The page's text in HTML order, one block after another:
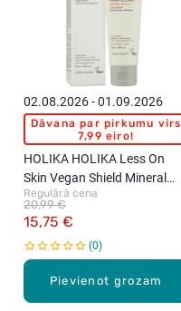
Pievienot grozam
02.08.2026 - 01.09.2026
Dāvana par pirkumu virs
7,99 eiro!
HOLIKA HOLIKA Less On
Skin Vegan Shield Mineral
Sun Cream SPF50+ saules
aizsargkrēms, 50ml
Regulārā cena
15,75 €
20,99 €
0